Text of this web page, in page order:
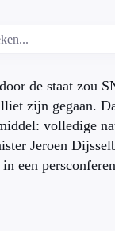
de staat zou
zijn gegaan.
volledige
Jeroen
een